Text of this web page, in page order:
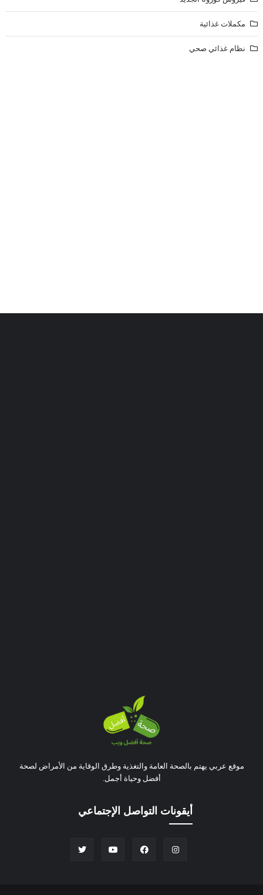
مكملات غذائية
نظام غذائي صحي
موقع عربي يهتم بالصحة العامة والتغذية وطرق الوقاية من الأمراض لصحة
أفضل وحياة أجمل.
أيقونات التواصل الإجتماعي